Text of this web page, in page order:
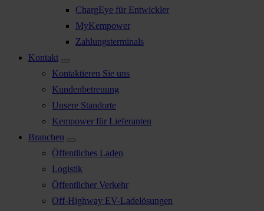
ChargEye für Entwickler
MyKempower
Zahlungsterminals
Kontakt
Kontaktieren Sie uns
Kundenbetreuung
Unsere Standorte
Kempower für Lieferanten
Branchen
Öffentliches Laden
Logistik
Öffentlicher Verkehr
Off-Highway EV-Ladelösungen